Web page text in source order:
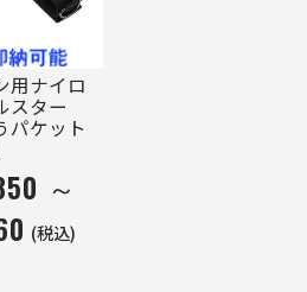
用ナイロ
スター
パケット
～
(税込)